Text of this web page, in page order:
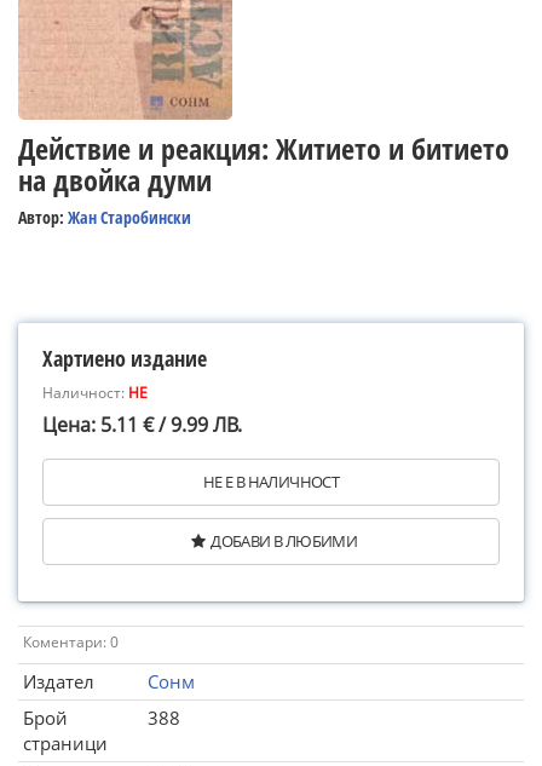
Действие и реакция: Житието и битието
на двойка думи
Автор: Жан Старобински
Хартиено издание
Наличност: НЕ
Цена: 5.11 € / 9.99 ЛВ.
НЕ Е В НАЛИЧНОСТ
ДОБАВИ В ЛЮБИМИ
Коментари: 0
Издател
Сонм
Брой
страници
388